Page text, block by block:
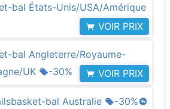
bal États-Unis/USA/Amérique
VOIR PRIX
bal Angleterre/Royaume-
UK
-30% VOIR PRIX
bal Australie
-30%